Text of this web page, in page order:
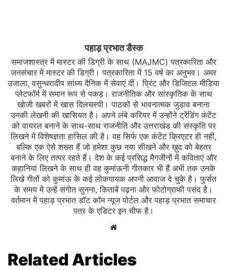
पहाड़ प्रभात डैस्क
समाजशास्त्र में मास्टर की डिग्री के साथ (MAJMC) पत्रकारिता और
जनसंचार में मास्टर की डिग्री। पत्रकारिता में 15 वर्ष का अनुभव। अमर
उजाला, वसुन्धरादीप सांध्य दैनिक में सेवाएं दीं। प्रिंट और डिजिटल मीडिया
प्लेटफॉर्म में समान रूप से पकड़। राजनीतिक और सांस्कृतिक के साथ
खोजी खबरों में खास दिलचस्‍पी। पाठकों से भावनात्मक जुड़ाव बनाना
उनकी लेखनी की खासियत है। अपने लंबे करियर में उन्होंने ट्रेंडिंग कंटेंट
को वायरल बनाने के साथ-साथ राजनीति और उत्तराखंड की संस्कृति पर
लिखने में विशेषज्ञता हासिल की है। वह सिर्फ एक कंटेंट क्रिएटर ही नहीं,
बल्कि एक ऐसे शख्स हैं जो हमेशा कुछ नया सीखने और ख़ुद को बेहतर
बनाने के लिए तत्पर रहते हैं। देश के कई प्रसिद्ध मैगजीनों में कविताएं और
कहानियां लिखने के साथ ही वह कुमांऊनी गीतकार भी हैं अभी तक उनके
लिखे गीतों को कुमांऊ के कई लोकगायक अपनी आवाज दे चुके है। फुर्सत
के समय में उन्हें संगीत सुनना, किताबें पढ़ना और फोटोग्राफी पसंद है।
वर्तमान में पहाड़ प्रभात डॉट कॉम न्यूज पोर्टल और पहाड़ प्रभात समाचार
पत्र के एडिटर इन चीफ है।
Website
Related Articles